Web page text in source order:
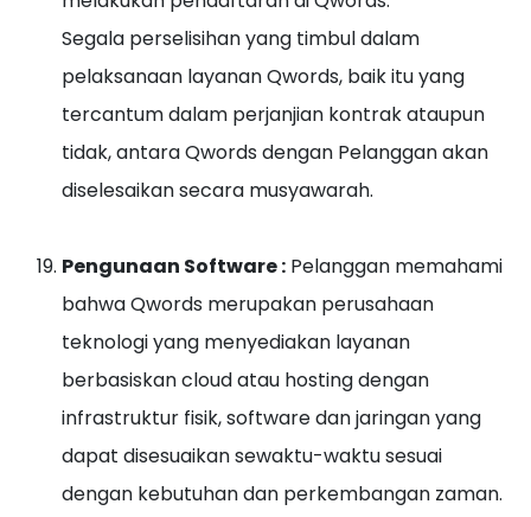
Segala perselisihan yang timbul dalam
pelaksanaan layanan Qwords, baik itu yang
tercantum dalam perjanjian kontrak ataupun
tidak, antara Qwords dengan Pelanggan akan
diselesaikan secara musyawarah.
Pengunaan Software : Pelanggan memahami
bahwa Qwords merupakan perusahaan
teknologi yang menyediakan layanan
berbasiskan cloud atau hosting dengan
infrastruktur fisik, software dan jaringan yang
dapat disesuaikan sewaktu-waktu sesuai
dengan kebutuhan dan perkembangan zaman.